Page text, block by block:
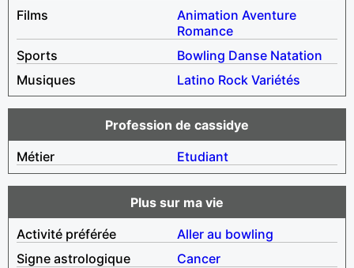
Films
Animation Aventure
Romance
Sports
Bowling Danse Natation
Musiques
Latino Rock Variétés
Profession de cassidye
Métier
Etudiant
Plus sur ma vie
Activité préférée
Aller au bowling
Signe astrologique
Cancer